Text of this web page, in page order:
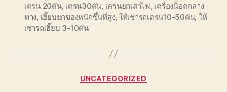
เครน 20ตัน, เครน30ตัน เครนยกเสาไฟ เครื่องน็อคกลาง
ทาง เฮี๊ยบยกของหนักขึ้นที่สูง, ให้เช่ารถเครน10-50ตัน, ให้
เช่ารถเฮี๊ยบ 3-10ตัน
Categories
UNCATEGORIZED